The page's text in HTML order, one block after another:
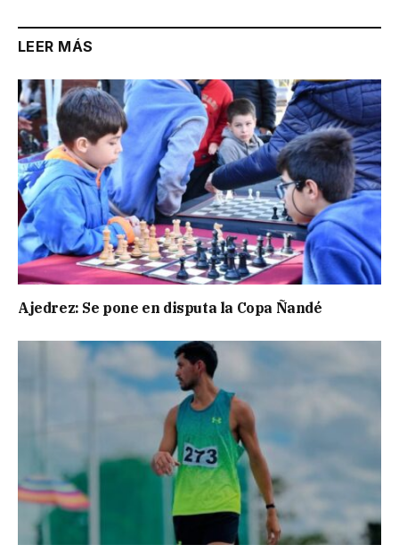
LEER MÁS
Ajedrez: Se pone en disputa la Copa Ñandé